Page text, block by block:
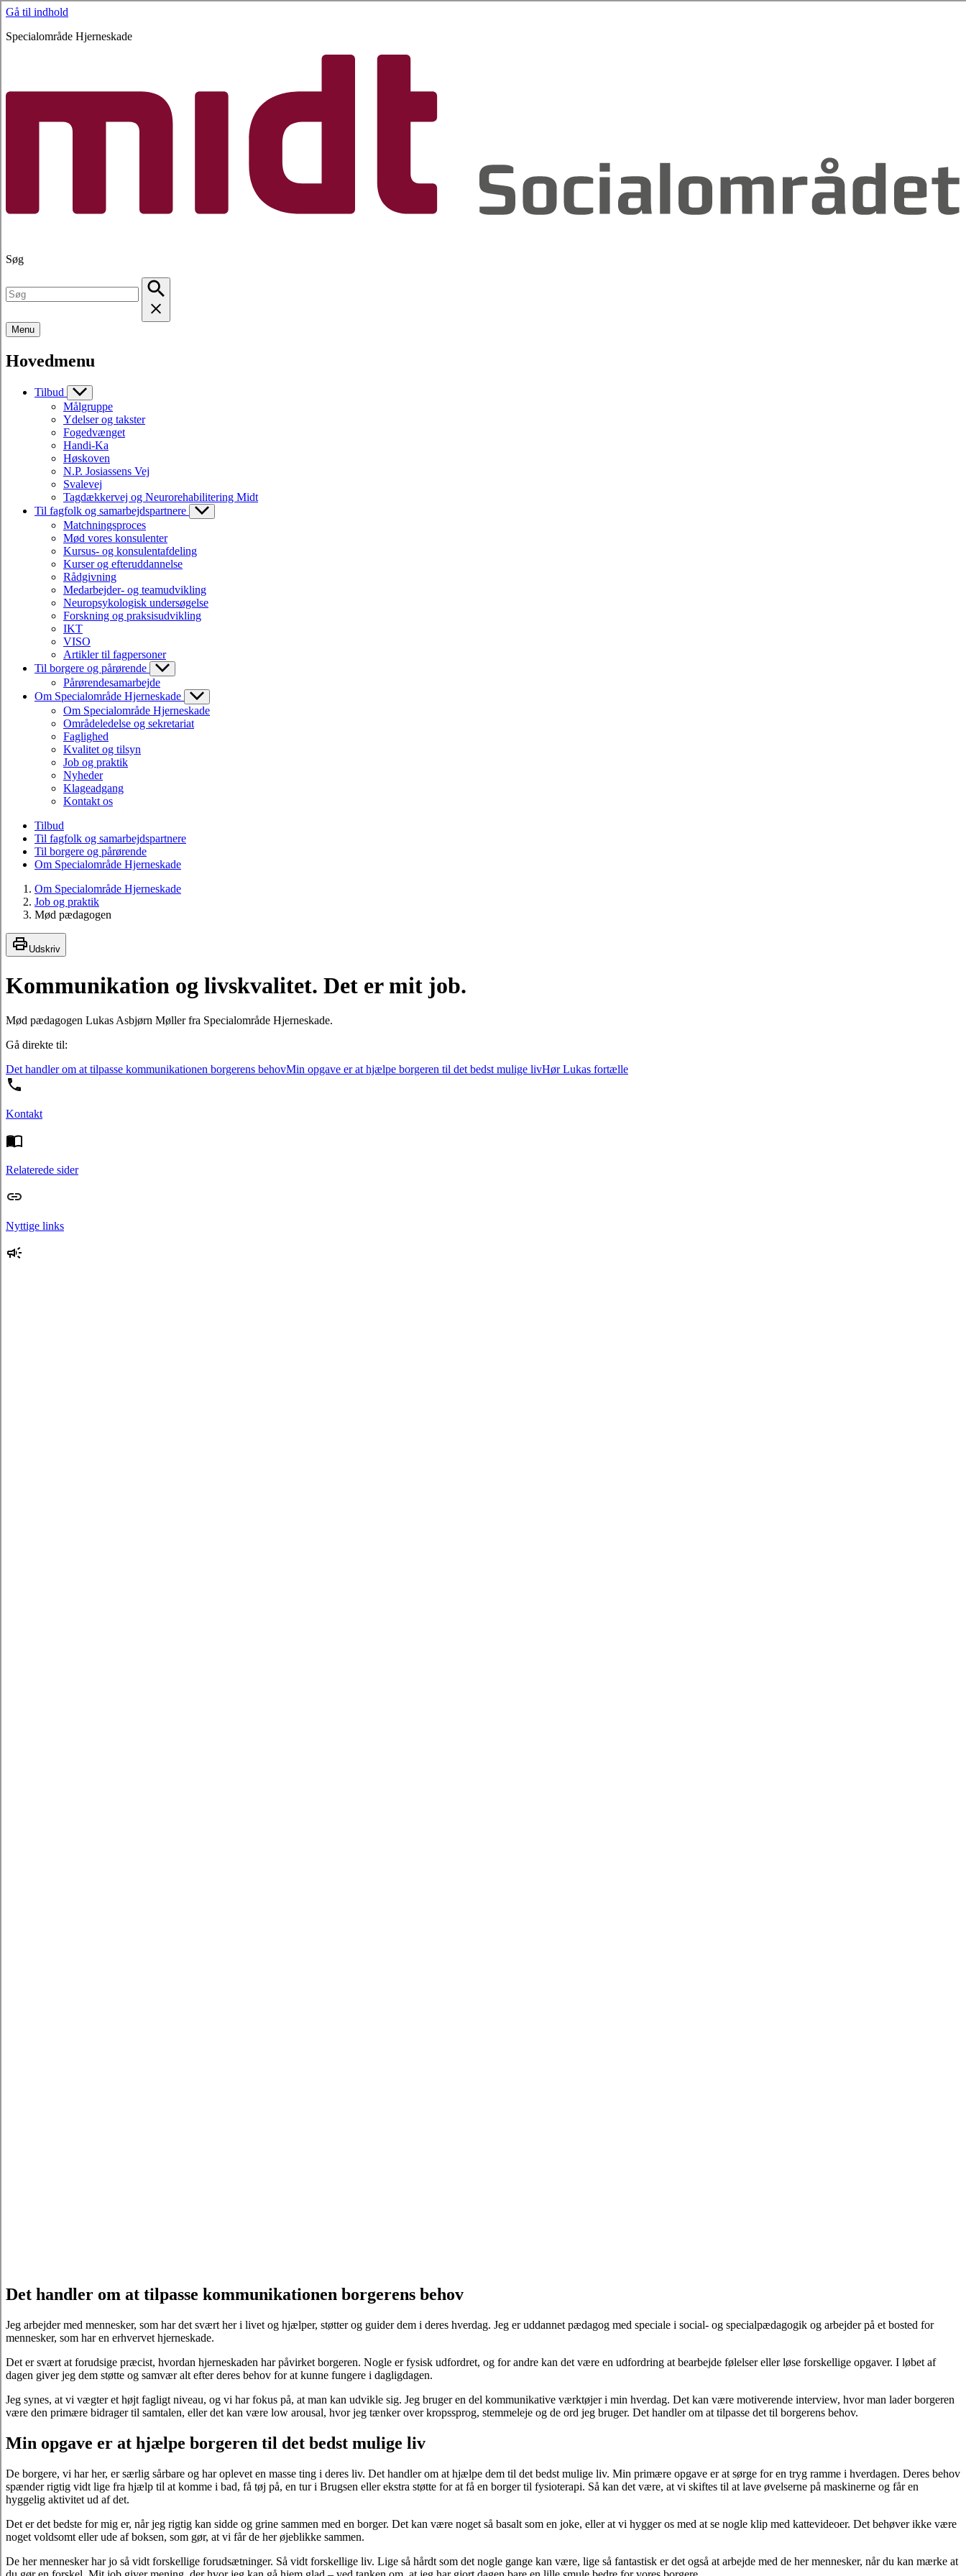
Gå til indhold
Specialområde Hjerneskade
Søg
Menu
Hovedmenu
Tilbud
Målgruppe
Ydelser og takster
Fogedvænget
Handi-Ka
Høskoven
N.P. Josiassens Vej
Svalevej
Tagdækkervej og Neurorehabilitering Midt
Til fagfolk og samarbejdspartnere
Matchningsproces
Mød vores konsulenter
Kursus- og konsulentafdeling
Kurser og efteruddannelse
Rådgivning
Medarbejder- og teamudvikling
Neuropsykologisk undersøgelse
Forskning og praksisudvikling
IKT
VISO
Artikler til fagpersoner
Til borgere og pårørende
Pårørendesamarbejde
Om Specialområde Hjerneskade
Om Specialområde Hjerneskade
Områdeledelse og sekretariat
Faglighed
Kvalitet og tilsyn
Job og praktik
Nyheder
Klageadgang
Kontakt os
Tilbud
Til fagfolk og samarbejdspartnere
Til borgere og pårørende
Om Specialområde Hjerneskade
Om Specialområde Hjerneskade
Job og praktik
Mød pædagogen
Udskriv
Kommunikation og livskvalitet. Det er mit job.
Mød pædagogen Lukas Asbjørn Møller fra Specialområde Hjerneskade.
Gå direkte til:
Det handler om at tilpasse kommunikationen borgerens behovMin opgave er at hjælpe borgeren til det bedst mulige livHør Lukas fortælle
Kontakt
Relaterede sider
Nyttige links
Det handler om at tilpasse kommunikationen borgerens behov
Jeg arbejder med mennesker, som har det svært her i livet og hjælper, støtter og guider dem i deres hverdag. Jeg er uddannet pædagog med speciale i social- og specialpædagogik og arbejder på et bosted for
mennesker, som har en erhvervet hjerneskade.
Det er svært at forudsige præcist, hvordan hjerneskaden har påvirket borgeren. Nogle er fysisk udfordret, og for andre kan det være en udfordring at bearbejde følelser eller løse forskellige opgaver. I løbet af
dagen giver jeg dem støtte og samvær alt efter deres behov for at kunne fungere i dagligdagen.
Jeg synes, at vi vægter et højt fagligt niveau, og vi har fokus på, at man kan udvikle sig. Jeg bruger en del kommunikative værktøjer i min hverdag. Det kan være motiverende interview, hvor man lader borgeren
være den primære bidrager til samtalen, eller det kan være low arousal, hvor jeg tænker over kropssprog, stemmeleje og de ord jeg bruger. Det handler om at tilpasse det til borgerens behov.
Min opgave er at hjælpe borgeren til det bedst mulige liv
De borgere, vi har her, er særlig sårbare og har oplevet en masse ting i deres liv. Det handler om at hjælpe dem til det bedst mulige liv. Min primære opgave er at sørge for en tryg ramme i hverdagen. Deres behov
spænder rigtig vidt lige fra hjælp til at komme i bad, få tøj på, en tur i Brugsen eller ekstra støtte for at få en borger til fysioterapi. Så kan det være, at vi skiftes til at lave øvelserne på maskinerne og får en
hyggelig aktivitet ud af det.
Det er det bedste for mig er, når jeg rigtig kan sidde og grine sammen med en borger. Det kan være noget så basalt som en joke, eller at vi hygger os med at se nogle klip med kattevideoer. Det behøver ikke være
noget voldsomt eller ude af boksen, som gør, at vi får de her øjeblikke sammen.
De her mennesker har jo så vidt forskellige forudsætninger. Så vidt forskellige liv. Lige så hårdt som det nogle gange kan være, lige så fantastisk er det også at arbejde med de her mennesker, når du kan mærke at